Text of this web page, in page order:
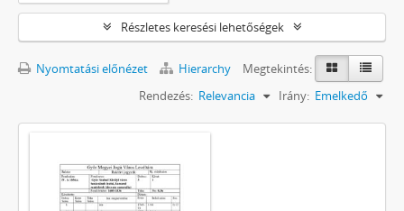
Részletes keresési lehetőségek
Nyomtatási előnézet Hierarchy
Megtekintés:
Rendezés: Relevancia Irány: Emelkedő